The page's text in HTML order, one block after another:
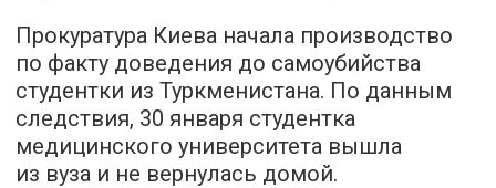
Прокуратура Киева начала производство
по факту доведения до самоубийства
студентки из Туркменистана. По данным
следствия, 30 января студентка
медицинского университета вышла
из вуза и не вернулась домой.